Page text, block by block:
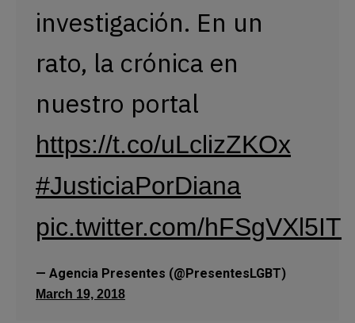
investigación. En un
rato, la crónica en
nuestro portal
https://t.co/uLclizZKOx
#JusticiaPorDiana
pic.twitter.com/hFSgVXl5IT
— Agencia Presentes (@PresentesLGBT)
March 19, 2018